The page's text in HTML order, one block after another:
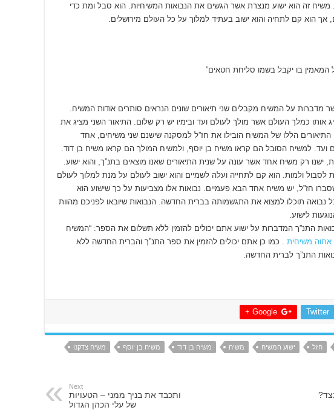
זה הוא ישוע מנצרת אשר הגשים את הנבואות המשיחיות. הוא סבל ומת כדי
הוא קם לתחיה והוא ישוב בעתיד למלוך על כל העולם מירושלים.
המאמין בו יקבל בשמו סליחת חטאים”
מדברות על המשיח מקבלים שני תיאורים שונים הנראים סותרים אודות המשיח.
אותו כמלך העולם אשר מולך לעולם ועד ובימיו יש רק שלום. התיאור השני מציג את
הללו של המשיח הובילו את חז”ל למסקנה שישנם שני משיחים, אחד
ועד. למשיח הסובל הם קראו משיח בן יוסף, ולמשיח המולך הם קראו משיח בן דוד.
ישנו רק משיח אחד אשר עונה על שנית התיאורים שאנו מוצאים בתנ”ך, והוא ישוע.
שנה על מנת לסבול ולמות. הוא קם לתחייה ועלה לשמיים והוא ישוב לעולם על מנת למלוך לעולם
חז”ל, יש משיח אחד הבא פעמיים. נבואות אלו מצביעות על כך שישוע הוא
תוכלו למצוא את התגשמותה בברית החדשה. הנבואות שיובאו לפניכם מהוות
לישוע.
התנ”ך המדברות על ישוע אתם יכולים להזמין ללא תשלום את הספר: “המשיח
משיחית . כמו כן אתם יכולים להזמין את ספר התנ”ך והברית החדשה ללא
התנ”ך לברית החדשה.
Twitter
Google +
חזל ישוע המשיח משיח משיח בן דוד משיח בן יוסף
משיח צדקנו
Next
ותכבד את בניך ממני – הטעויות
של עלי הכהן הגדול